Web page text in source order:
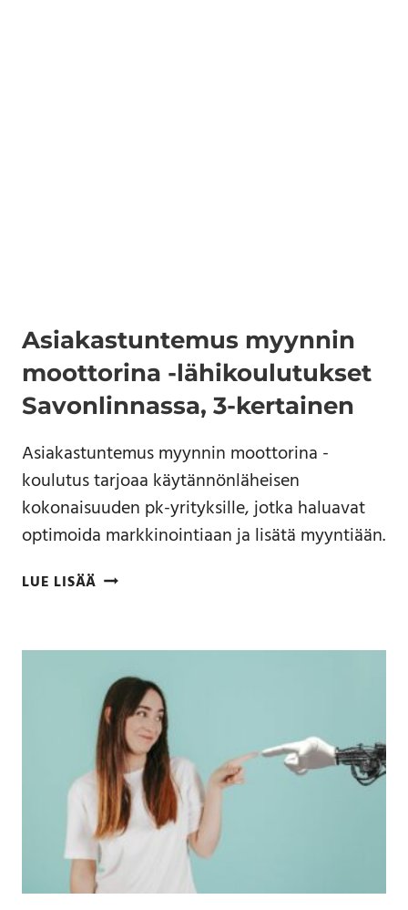
Asiakastuntemus myynnin
moottorina -lähikoulutukset
Savonlinnassa, 3-kertainen
Asiakastuntemus myynnin moottorina -
koulutus tarjoaa käytännönläheisen
kokonaisuuden pk-yrityksille, jotka haluavat
optimoida markkinointiaan ja lisätä myyntiään.
LUE LISÄÄ